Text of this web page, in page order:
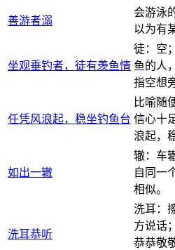
善游者溺
会游泳
以为有
坐观垂钓者，徒有羡鱼情
徒：空
鱼的人
指空想
任凭风浪起，稳坐钓鱼台
比喻随
信心十
浪起，
如出一辙
辙：车
自同一
相似。
洗耳恭听
洗耳：
方说话
恭恭敬